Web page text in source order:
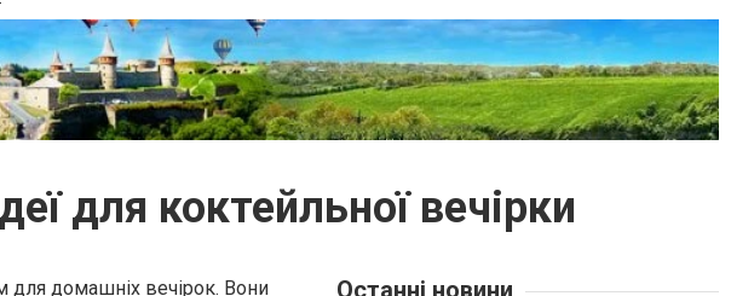
для коктейльної вечірки
для домашніх вечірок. Вони
Останні новини